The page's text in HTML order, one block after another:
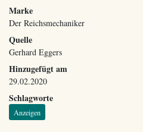
Marke
Der Reichsmechaniker
Quelle
Gerhard Eggers
Hinzugefügt am
29.02.2020
Schlagworte
Anzeigen